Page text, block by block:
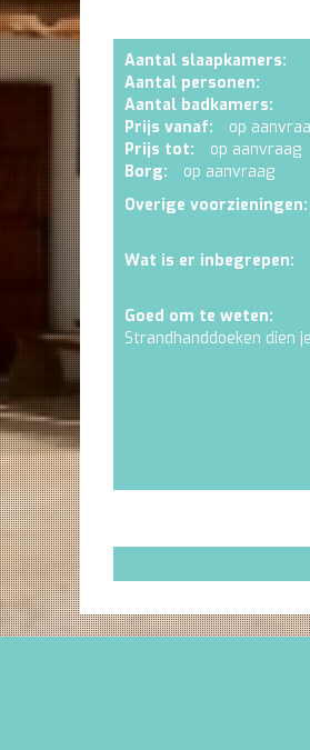
Aantal slaapkamers:
Aantal personen:
Aantal badkamers:
Prijs vanaf:
op
Prijs tot:
op aanvraag
Borg:
op aanvraag
Overige voorzieningen:
Wat is er inbegrepen:
Goed om te weten:
Strandhanddoeken dien